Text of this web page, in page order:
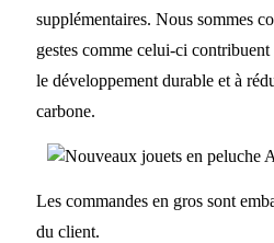
supplémentaires. Nous sommes
gestes comme celui-ci
le développement durable et à
carbone.
Les commandes en gros sont
du client.